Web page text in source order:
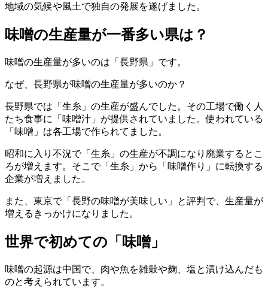
地域の気候や風土で独自の発展を遂げました。
味噌の生産量が一番多い県は？
味噌の生産量が多いのは「長野県」です。
なぜ、長野県が味噌の生産量が多いのか？
長野県では「生糸」の生産が盛んでした。その工場で働く人
たち食事に「味噌汁」が提供されていました。使われている
「味噌」は各工場で作られてました。
昭和に入り不況で「生糸」の生産が不調になり廃業するとこ
ろが増えます。そこで「生糸」から「味噌作り」に転換する
企業が増えました。
また、東京で「長野の味噌が美味しい」と評判で、生産量が
増えるきっかけになりました。
世界で初めての「味噌」
味噌の起源は中国で、肉や魚を雑穀や麹、塩と漬け込んだも
のと考えられています。